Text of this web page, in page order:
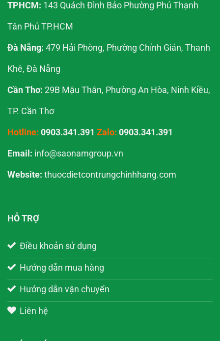
TPHCM: 143 Quách Đình Bảo Phường Phú Thạnh
Tân Phú TP.HCM
Đà Nẵng: 479 Hải Phòng, Phường Chính Gián, Thanh
Khê, Đà Nẵng
Cần Thơ: 29B Mậu Thân, Phường An Hòa, Ninh Kiều,
TP. Cần Thơ
Hotline: 0903.341.391 Zalo: 0903.341.391
Email: info@saonamgroup.vn
Website: thuocdietcontrungchinhhang.com
HỖ TRỢ
Điều khoản sử dụng
Hướng dẫn mua hàng
Hướng dẫn vận chuyển
Liên hệ